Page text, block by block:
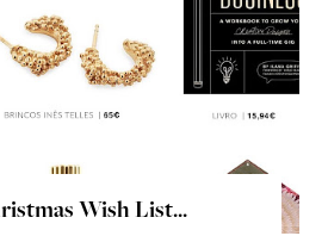
Wish List...